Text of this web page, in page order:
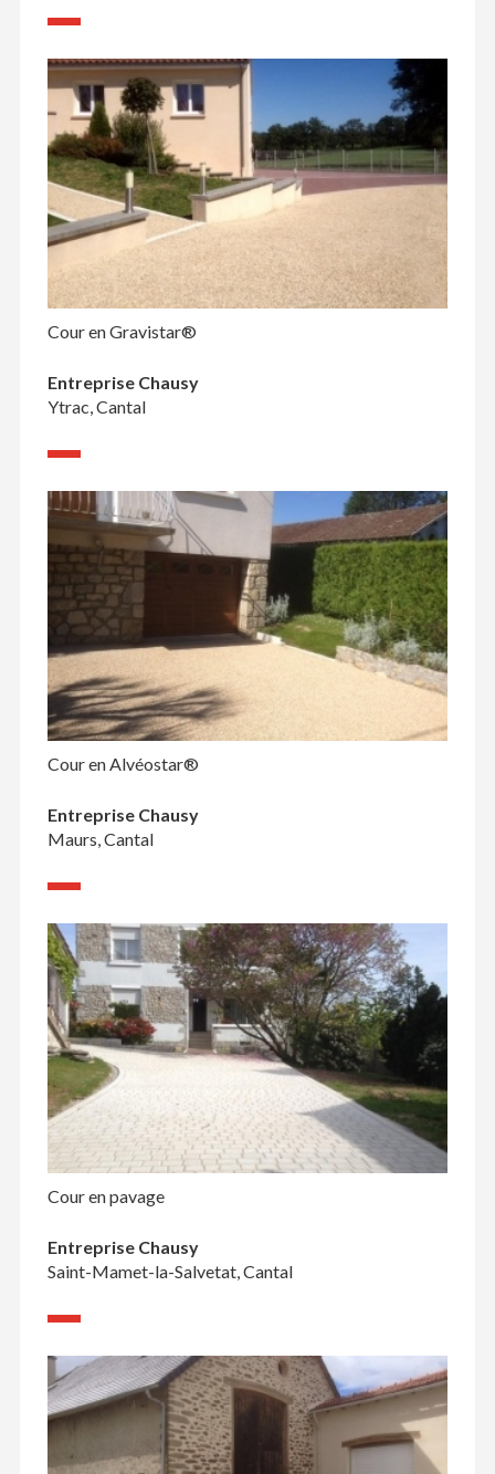
Cour en Gravistar®
Entreprise Chausy
Ytrac, Cantal
Cour en Alvéostar®
Entreprise Chausy
Maurs, Cantal
Cour en pavage
Entreprise Chausy
Saint-Mamet-la-Salvetat, Cantal